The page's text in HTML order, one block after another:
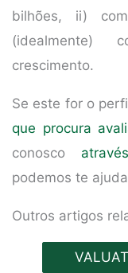
bilhões, ii)
(idealmente)
crescimento.
Se este for o
que procura
conosco
podemos te
Outros artigos